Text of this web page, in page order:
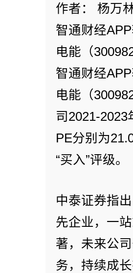
作者： 杨万
智通财经
电能（
智通财经
电能（
司2021-2023
PE分别为
“买入”评级。
中泰证券指
先企业，一
著，未来公
务，持续成